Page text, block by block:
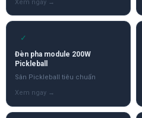
✓
Đèn pha module 200W
Pickleball
Sân Pickleball tiêu chuẩn